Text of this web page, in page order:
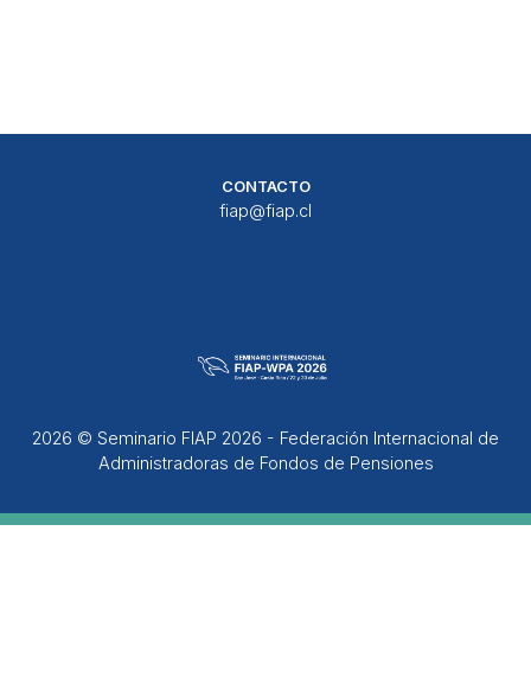
CONTACTO
fiap@fiap.cl
2026 © Seminario FIAP 2026 - Federación Internacional de
Administradoras de Fondos de Pensiones